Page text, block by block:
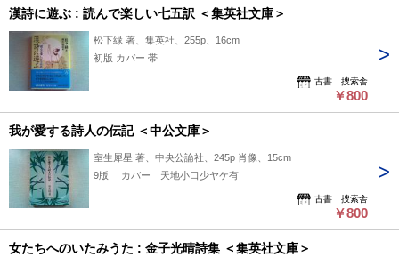
漢詩に遊ぶ : 読んで楽しい七五訳 ＜集英社文庫＞
松下緑 著、集英社、255p、16cm
初版 カバー 帯
古書 捜索舎
￥800
我が愛する詩人の伝記 ＜中公文庫＞
室生犀星 著、中央公論社、245p 肖像、15cm
9版 カバー 天地小口少ヤケ有
古書 捜索舎
￥800
女たちへのいたみうた : 金子光晴詩集 ＜集英社文庫＞